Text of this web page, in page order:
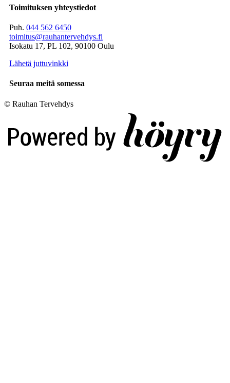
Toimituksen yhteystiedot
Puh. 044 562 6450
toimitus@rauhantervehdys.fi
Isokatu 17, PL 102, 90100 Oulu
Lähetä juttuvinkki
Seuraa meitä somessa
© Rauhan Tervehdys